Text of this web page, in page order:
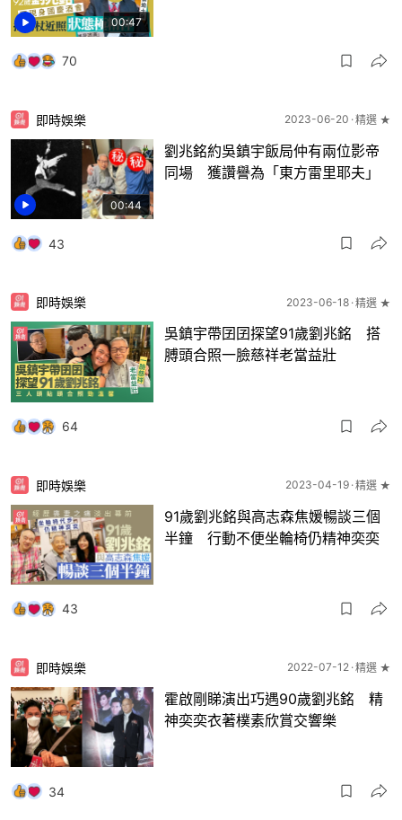
00:47
70
00:44
即時娛樂 2023-06-20 精選 ★
劉兆銘約吳鎮宇飯局仲有兩位影帝
同場 獲讚譽為「東方雷里耶夫」
43
即時娛樂 2023-06-18 精選 ★
吳鎮宇帶囝囝探望91歲劉兆銘 搭
膊頭合照一臉慈祥老當益壯
64
即時娛樂 2023-04-19 精選 ★
91歲劉兆銘與高志森焦媛暢談三個
半鐘 行動不便坐輪椅仍精神奕奕
43
即時娛樂 2022-07-12 精選 ★
霍啟剛睇演出巧遇90歲劉兆銘 精
神奕奕衣著樸素欣賞交響樂
34